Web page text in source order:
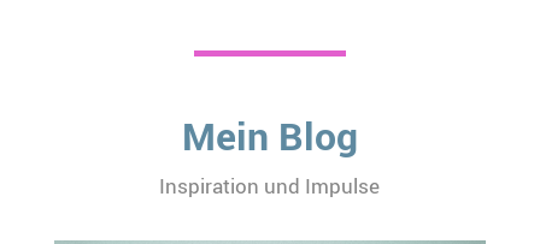
Mein Blog
Inspiration und Impulse